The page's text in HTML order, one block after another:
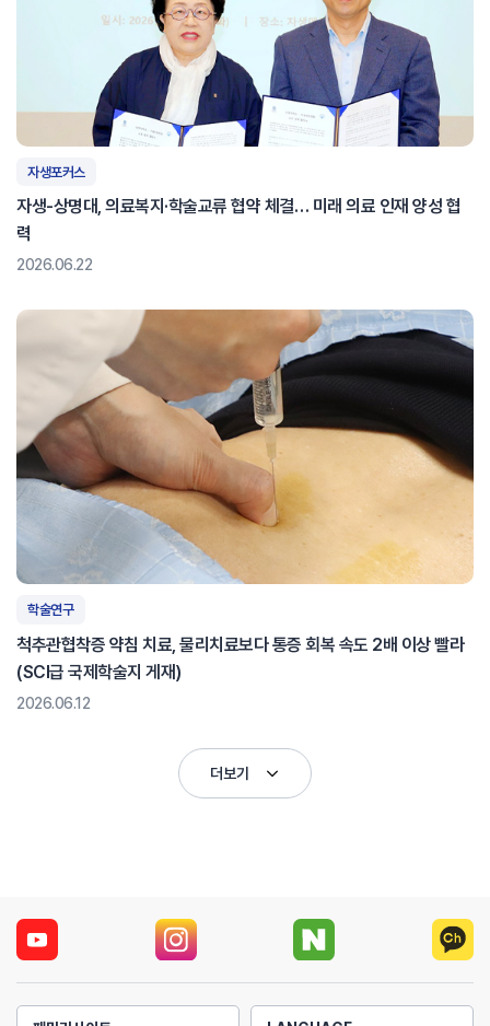
자생포커스
자생-상명대, 의료복지·학술교류 협약 체결… 미래 의료 인재 양성 협
력
2026.06.22
학술연구
척추관협착증 약침 치료, 물리치료보다 통증 회복 속도 2배 이상 빨라
(SCI급 국제학술지 게재)
2026.06.12
더보기